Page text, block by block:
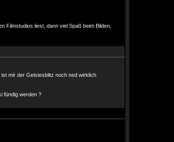
Filmstudios liest, dann viel Spaß beim Bilden,
ist mir der Geistesblitz noch ned wirklich
fündig werden ?